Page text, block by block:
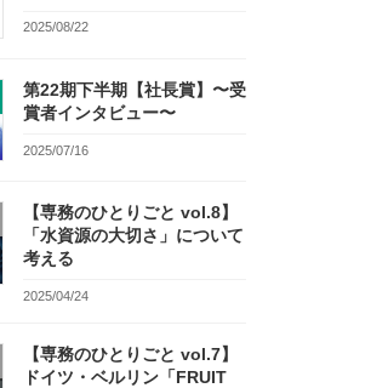
2025/08/22
第22期下半期【社長賞】〜受
賞者インタビュー〜
2025/07/16
【専務のひとりごと vol.8】
「水資源の大切さ」について
考える
2025/04/24
【専務のひとりごと vol.7】
ドイツ・ベルリン「FRUIT